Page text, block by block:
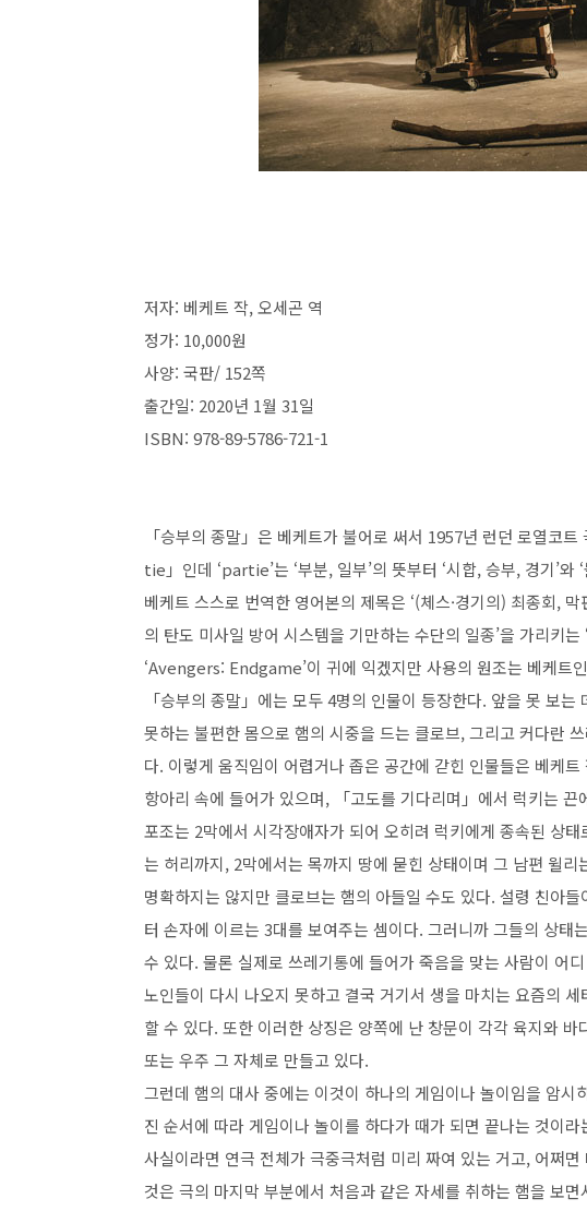
저자: 베케트 작,오세곤 역
정가: 10,000원
사양: 국판/ 152쪽
출간일: 2020년 1월 31일
ISBN: 978-89-5786-721-1
「승부의 종말」 은 베케트가 불어로 써서 1957년 런던 로열코트
tie 」 인데 ‘partie’는 ‘부분, 일부’의 뜻부터 ‘시합,승부, 경기’와 ‘
베케트 스스로 번역한 영어본의 제목은 ‘(체스·경기의) 최종회, 막
의 탄도 미사일 방어 시스템을 기만하는 수단의 일종’을 가리키는
‘Avengers: Endgame’이 귀에 익겠지만 사용의 원조는 베케트
「승부의 종말」 에는 모두4명의 인물이 등장한다. 앞을 못 보는
못하는 불편한 몸으로 햄의 시중을 드는 클로브,그리고 커다란
다. 이렇게 움직임이 어렵거나 좁은 공간에 갇힌 인물들은 베케
항아리 속에 들어가 있으며, 「고도를 기다리며 」 에서 럭키는 끈
포조는 2막에서 시각장애자가 되어 오히려 럭키에게 종속된 상태
는 허리까지, 2막에서는 목까지 땅에 묻힌 상태이며 그 남편 윌리
명확하지는 않지만 클로브는 햄의 아들일 수도 있다. 설령 친아들
터 손자에 이르는 3대를 보여주는 셈이다. 그러니까 그들의 상태
수 있다. 물론 실제로 쓰레기통에 들어가 죽음을 맞는 사람이 어
노인들이 다시 나오지 못하고 결국 거기서 생을 마치는 요즘의
할 수 있다. 또한 이러한 상징은 양쪽에 난 창문이 각각 육지와
또는 우주 그 자체로 만들고 있다.
그런데 햄의 대사 중에는 이것이 하나의 게임이나 놀이임을 암시
진 순서에 따라 게임이나 놀이를 하다가 때가 되면 끝나는 것이
사실이라면 연극 전체가 극중극처럼 미리 짜여 있는 거고, 어쩌면
것은 극의 마지막 부분에서 처음과 같은 자세를 취하는 햄을 보